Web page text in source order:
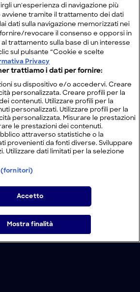
un'esperienza di navigazione più
avviene tramite il trattamento dei dati
dati sulla navigazione memorizzati nei
revocare il consenso e opporsi in
trattamento sulla base di un interesse
sul pulsante “Cookie e scelte
Privacy
trattiamo i dati per fornire:
su dispositivo e/o accedervi. Creare
personalizzata. Creare profili per la
contenuti. Utilizzare profili per la
personalizzati. Utilizzare profili per la
personalizzata. Misurare le prestazioni
le prestazioni dei contenuti.
attraverso statistiche o la
provenienti da fonti diverse. Sviluppare
Utilizzare dati limitati per la selezione
(fornitori)
Accetto
Mostra finalità